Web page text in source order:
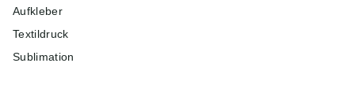
Aufkleber
Textildruck
Sublimation